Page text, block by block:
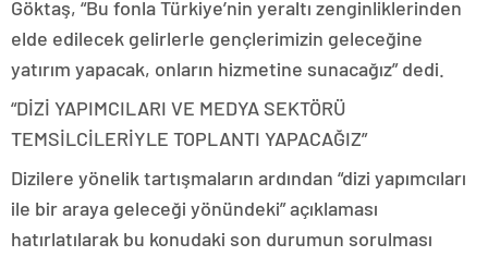
Göktaş, “Bu fonla Türkiye’nin yeraltı zenginliklerinden
elde edilecek gelirlerle gençlerimizin geleceğine
yatırım yapacak, onların hizmetine sunacağız” dedi.
“DİZİ YAPIMCILARI VE MEDYA SEKTÖRÜ
TEMSİLCİLERİYLE TOPLANTI YAPACAĞIZ”
Dizilere yönelik tartışmaların ardından “dizi yapımcıları
ile bir araya geleceği yönündeki” açıklaması
hatırlatılarak bu konudaki son durumun sorulması